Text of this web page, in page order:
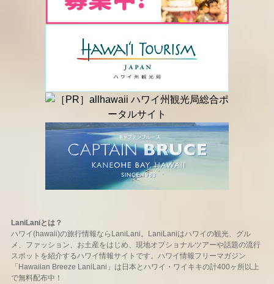
LaniLaniとは？
ハワイ(hawaii)の旅行情報ならLaniLani。LaniLaniはハワイの観光、グル
メ、ファッション、お土産をはじめ、現地オプショナルツアーや話題の流行
スポットを紹介するハワイ情報サイトです。ハワイ情報フリーマガジン
「Hawaiian Breeze LaniLani」は日本とハワイ・ワイキキの計400ヶ所以上
で無料配布中！